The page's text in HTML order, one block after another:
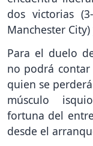
dos victorias
Manchester
Para el duelo
no podrá contar
quien se
músculo
fortuna del
desde el